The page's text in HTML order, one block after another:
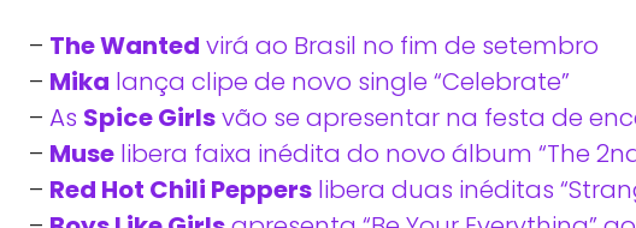
– The Wanted virá ao Brasil no fim de setembro
– Mika lança clipe de novo single “Celebrate”
– As Spice Girlsvão se apresentar na festa de
– Muse libera faixa inédita do novo álbum “The
– Red Hot Chili Peppers libera duas inéditas